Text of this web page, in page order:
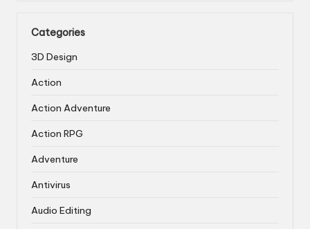
Categories
3D Design
Action
Action Adventure
Action RPG
Adventure
Antivirus
Audio Editing